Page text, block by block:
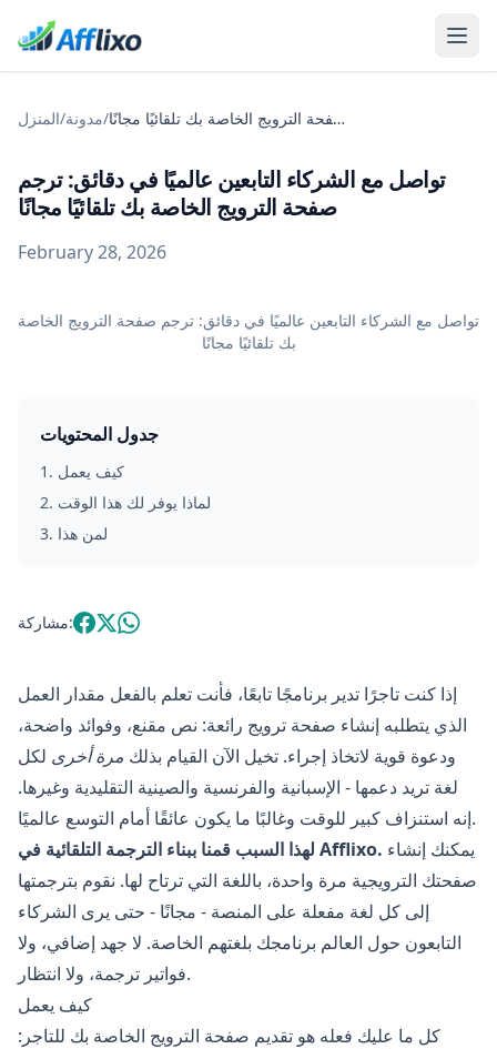
المنزل/مدونة/ تواصل مع الشركاء التابعين عالميًا في دقائق: ترجم صفحة الترويج الخاصة بك تلقائيًا مجانًا
تواصل مع الشركاء التابعين عالميًا في دقائق: ترجم
صفحة الترويج الخاصة بك تلقائيًا مجانًا
February 28, 2026
تواصل مع الشركاء التابعين عالميًا في دقائق: ترجم صفحة الترويج الخاصة
بك تلقائيًا مجانًا
جدول المحتويات
1 . كيف يعمل
2. لماذا يوفر لك هذا الوقت
3. لمن هذا
مشاركة:
إذا كنت تاجرًا تدير برنامجًا تابعًا، فأنت تعلم بالفعل مقدار العمل
الذي يتطلبه إنشاء صفحة ترويج رائعة: نص مقنع، وفوائد واضحة،
ودعوة قوية لاتخاذ إجراء. تخيل الآن القيام بذلك مرة أخرى لكل
لغة تريد دعمها - الإسبانية والفرنسية والصينية التقليدية وغيرها.
إنه استنزاف كبير للوقت وغالبًا ما يكون عائقًا أمام التوسع عالميًا.
لهذا السبب قمنا ببناء الترجمة التلقائية في Afflixo.
صفحتك الترويجية مرة واحدة، باللغة التي ترتاح لها. نقوم بترجمتها
إلى كل لغة مفعلة على المنصة - مجانًا - حتى يرى الشركاء
التابعون حول العالم برنامجك بلغتهم الخاصة. لا جهد إضافي، ولا
فواتير ترجمة، ولا انتظار.
كيف يعمل
كل ما عليك فعله هو تقديم صفحة الترويج الخاصة بك للتاجر: